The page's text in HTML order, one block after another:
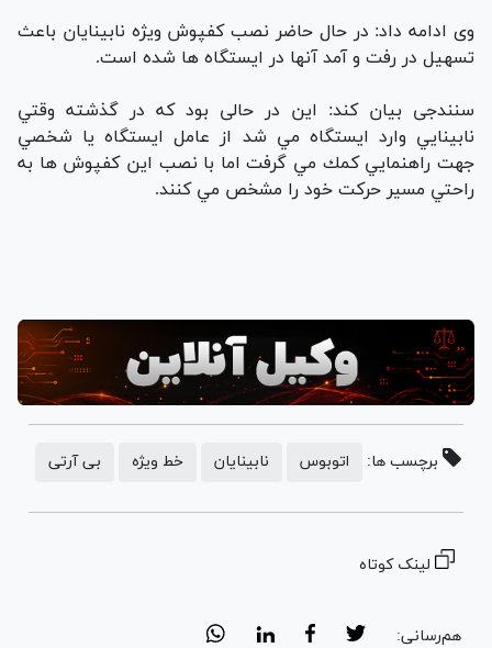
وی ادامه داد: در حال حاضر نصب كفپوش ويژه نابينايان باعث
تسهيل در رفت و آمد آنها در ايستگاه ها شده است.
سنندجی بیان کند: این در حالی بود که در گذشته وقتي
نابينايي وارد ايستگاه مي شد از عامل ايستگاه يا شخصي
جهت راهنمايي كمك مي گرفت اما با نصب اين كفپوش ها به
راحتي مسير حركت خود را مشخص مي كنند.
برچسب ها: اتوبوس نابینایان خط ویژه بی آرتی
لینک کوتاه
هم‌رسانی: